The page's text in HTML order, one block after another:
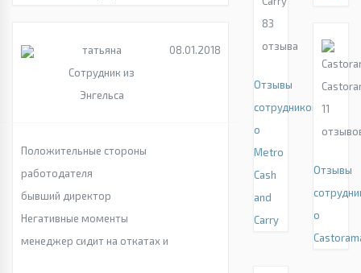
татьяна
Сотрудник из
Энгельса
08.01.2018
Положительные стороны
работодателя
бывший директор
Негативные моменты
менеджер сидит на откатах и
83
отзыва
Отзывы
сотрудников
о
Metro
Cash
and
Carry
11
Отзывы
о